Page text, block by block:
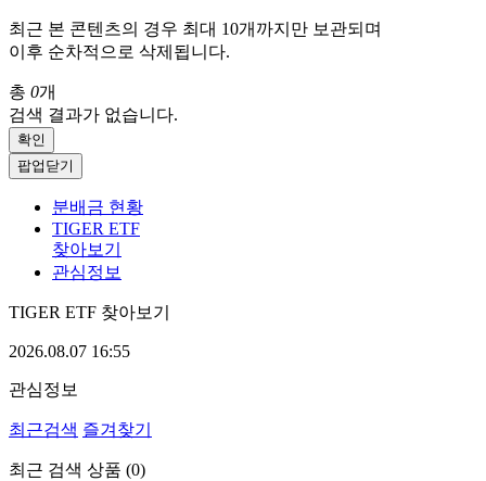
최근 본 콘텐츠의 경우 최대 10개까지만 보관되며
이후 순차적으로 삭제됩니다.
총 0개
검색 결과가 없습니다.
확인
팝업닫기
분배금 현황
TIGER ETF
찾아보기
관심정보
TIGER ETF 찾아보기
2026.08.07 16:55
관심정보
최근검색 즐겨찾기
최근 검색 상품 (0)